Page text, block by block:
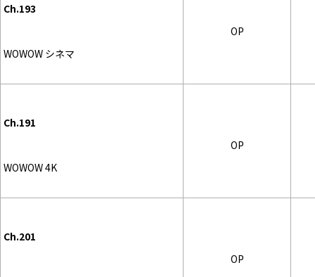
Ch.193
WOWOW シネマ
OP
Ch.191
WOWOW 4K
OP
Ch.201
OP